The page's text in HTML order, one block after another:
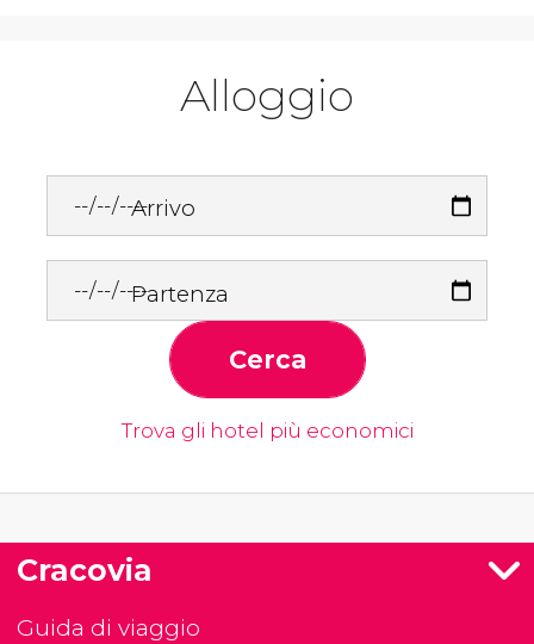
Alloggio
Arrivo
Partenza
Cerca
Trova gli hotel più economici
Cracovia
Guida di viaggio